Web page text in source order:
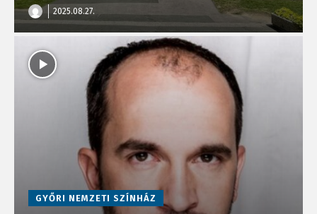
2025.08.27.
GYŐRI NEMZETI SZÍNHÁZ